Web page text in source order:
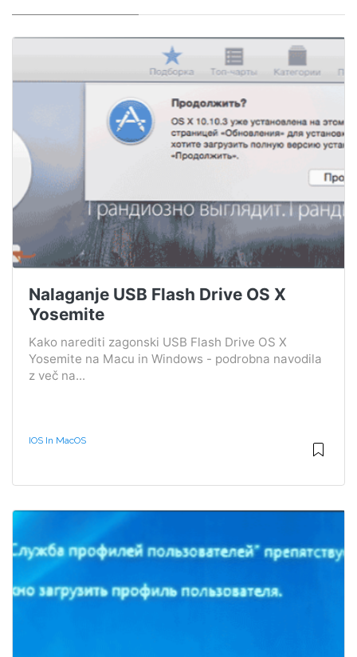
Nalaganje USB Flash Drive OS X
Yosemite
Kako narediti zagonski USB Flash Drive OS X
Yosemite na Macu in Windows - podrobna navodila
z več na...
IOS In MacOS